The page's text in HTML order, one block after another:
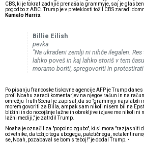
CBS, ki je tokrat zadnjič prenašala grammyje, saj je
pogodbo z ABC. Trump je v preteklosti tožil CBS zaradi
Kamalo Harris
Billie Eilish
pevka
"Na ukradeni zemlji ni nihče ilegalen.
lahko poveš in kaj lahko storiš v tem
moramo boriti, spregovoriti in protestirati
Po pisanju francoske tiskovne agencije AFP je Trump
proti Noahu zaradi komentarjev na njegov račun in na
omrežju Truth Social je zapisal, da so "grammyji najslabši
morem govoriti za Billa, ampak sam nikoli nisem bil na
bližini in do nocojšnje lažne in obrekljive izjave me nikoli ni
lažni mediji," je zatrdil Trump.
Noaha je označil za "popolno zgubo", ki si mora "razjasniti
odvetnike, da tožijo tega ubogega, patetičnega,
se, Noah, pozabaval se bom s teboj!" je dodal Trump. •